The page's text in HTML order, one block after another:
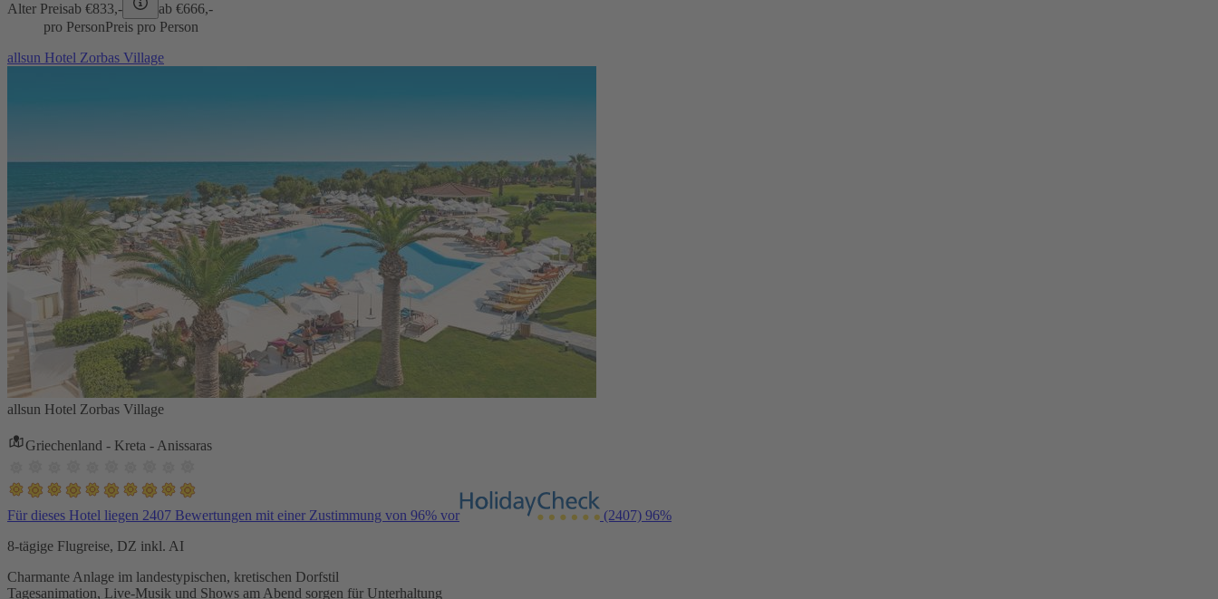
Alter Preisab €833,- ab €666,-
pro PersonPreis pro Person
allsun Hotel Zorbas Village
allsun Hotel Zorbas Village
Griechenland - Kreta - Anissaras
Für dieses Hotel liegen 2407 Bewertungen mit einer Zustimmung von 96% vor (2407) 96%
8-tägige Flugreise, DZ inkl. AI
Charmante Anlage im landestypischen, kretischen Dorfstil
Tagesanimation, Live-Musik und Shows am Abend sorgen für Unterhaltung